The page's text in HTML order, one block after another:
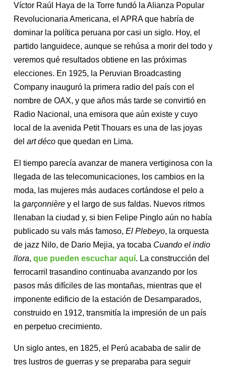
Víctor Raúl Haya de la Torre fundó la Alianza Popular
Revolucionaria Americana, el APRA que habría de
dominar la política peruana por casi un siglo. Hoy, el
partido languidece, aunque se rehúsa a morir del todo y
veremos qué resultados obtiene en las próximas
elecciones. En 1925, la Peruvian Broadcasting
Company inauguró la primera radio del país con el
nombre de OAX, y que años más tarde se convirtió en
Radio Nacional, una emisora que aún existe y cuyo
local de la avenida Petit Thouars es una de las joyas
del art décoque quedan en Lima.
El tiempo parecía avanzar de manera vertiginosa con la
llegada de las telecomunicaciones, los cambios en la
moda, las mujeres más audaces cortándose el pelo a
la garçonnière y el largo de sus faldas. Nuevos ritmos
llenaban la ciudad y, si bien Felipe Pinglo aún no había
publicado su vals más famoso, El Plebeyo, la orquesta
de jazz Nilo, de Dario Mejia, ya tocaba Cuando el indio
llora, que pueden escuchar aquí. La construcción del
ferrocarril trasandino continuaba avanzando por los
pasos más difíciles de las montañas, mientras que el
imponente edificio de la estación de Desamparados,
construido en 1912, transmitía la impresión de un país
en perpetuo crecimiento.
Un siglo antes, en 1825, el Perú acababa de salir de
tres lustros de guerras y se preparaba para seguir